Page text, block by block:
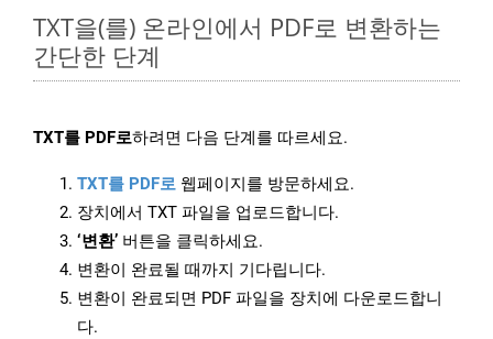
TXT을(를) 온라인에서 PDF로 변환하는
간단한 단계
TXT를 PDF로하려면 다음 단계를 따르세요.
TXT를 PDF로 웹페이지를 방문하세요.
장치에서 TXT 파일을 업로드합니다.
‘변환’ 버튼을 클릭하세요.
변환이 완료될 때까지 기다립니다.
변환이 완료되면 PDF 파일을 장치에 다운로드합니
다.